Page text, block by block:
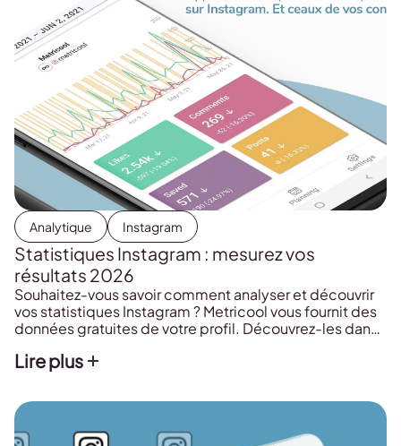
Analytique Instagram
Statistiques Instagram : mesurez vos
résultats 2026
Souhaitez-vous savoir comment analyser et découvrir
vos statistiques Instagram ? Metricool vous fournit des
données gratuites de votre profil. Découvrez-les dans
Lire plus